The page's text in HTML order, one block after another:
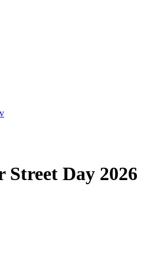
Street Day 2026